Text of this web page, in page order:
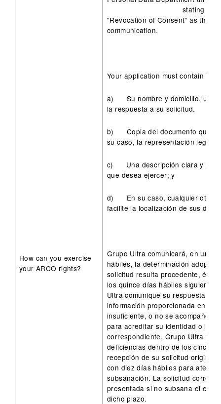
How can you exercise
your ARCO rights?
stating
"Revocation of Consent" as the
communication.
Your application must contain the
a) Su nombre y domicilio, u
la respuesta a su solicitud.
b) Copia del documento que
su caso, la representación legal.
c) Una descripción clara y
que desea ejercer; y
d) En su caso, cualquier otro
facilite la localización de sus
Grupo Ultra comunicará, en un
hábiles, la determinación
solicitud resulta procedente, ésta
los quince días hábiles
Ultra comunique su respuesta.
información proporcionada en su
insuficiente, o no se acompañen
para acreditar su identidad o la
correspondiente, Grupo Ultra
deficiencias dentro de los cinco
recepción de su solicitud original.
con diez días hábiles para
subsanación. La solicitud
presentada si no subsana el
dicho plazo.